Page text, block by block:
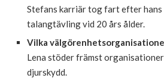
Stefans karriär tog fart efter hans
talangtävling vid 20 års ålder.
Vilka
Lena stöder främst
djurskydd.